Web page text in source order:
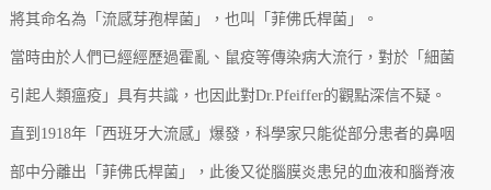
將其命名為「流感芽孢桿菌」，也叫「菲佛氏桿菌」。
當時由於人們已經經歷過霍亂、鼠疫等傳染病大流行，對於「細菌
引起人類瘟疫」具有共識，也因此對Dr.Pfeiffer的觀點深信不疑。
直到1918年「西班牙大流感」爆發，科學家只能從部分患者的鼻咽
部中分離出「菲佛氏桿菌」，此後又從腦膜炎患兒的血液和腦脊液